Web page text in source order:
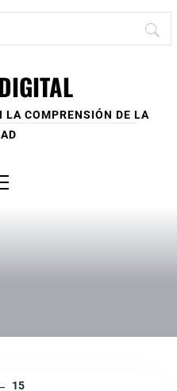
LA COMPRENSIÓN DE LA
15